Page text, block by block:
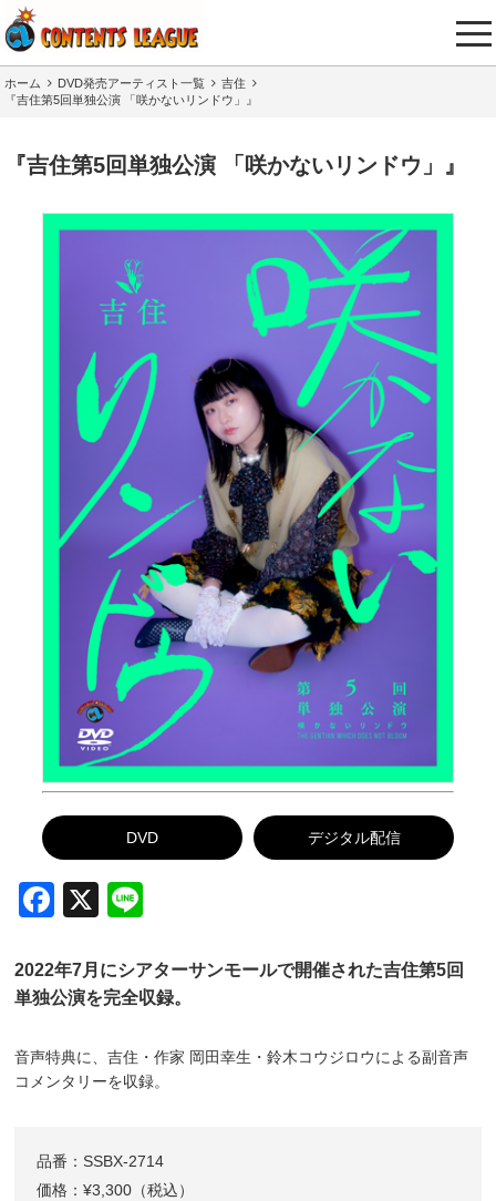
ホーム DVD発売アーティスト一覧
吉住
『吉住第5回単独公演 「咲かないリンドウ」』
『吉住第5回単独公演 「咲かないリンドウ」』
DVD デジタル配信
Facebook
X
2022年7月にシアターサンモールで開催された吉住第5回
単独公演を完全収録。
音声特典に、吉住・作家 岡田幸生・鈴木コウジロウによる副音声
コメンタリーを収録。
品番：SSBX-2714
価格：¥3,300（税込）